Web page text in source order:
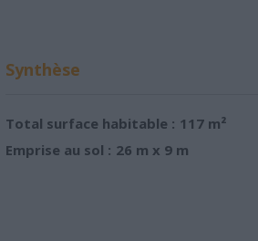
Synthèse
Total surface habitable : 117 m²
Emprise au sol : 26 m x 9 m